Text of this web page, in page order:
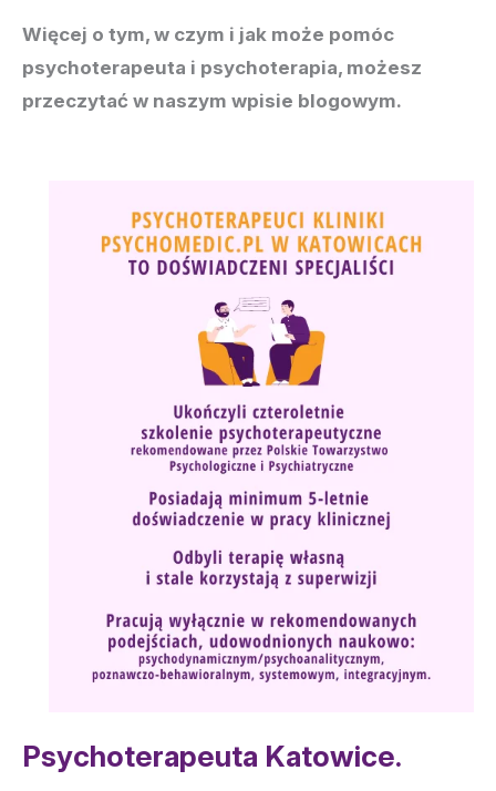
Więcej o tym, w czym i jak może pomóc
psychoterapeuta i psychoterapia, możesz
przeczytać w naszym wpisie blogowym.
Psychoterapeuta Katowice.